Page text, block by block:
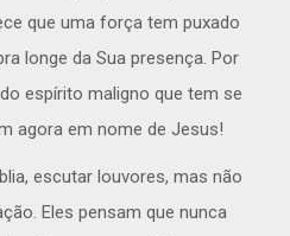
que uma força tem puxado
longe da Sua presença. Por
espírito maligno que tem se
agora em nome de Jesus!
escutar louvores, mas não
Eles pensam que nunca